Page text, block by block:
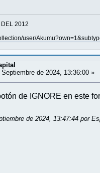
DEL 2012
user/
Septiembre de 2024, 13:36:00 »
de IGNORE en este
de 2024, 13:47:44 por